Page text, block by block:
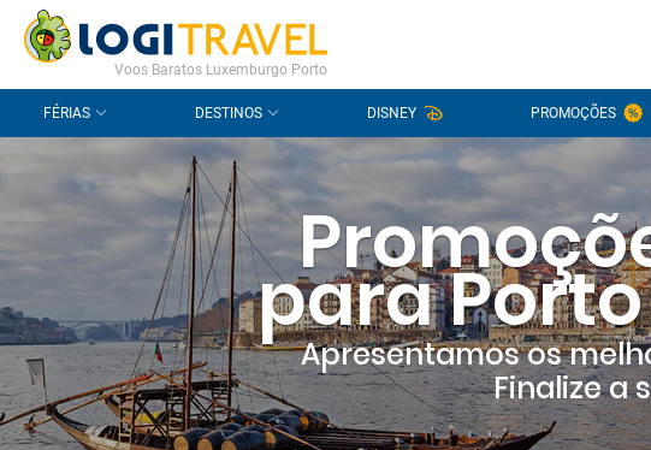
CONTACTO PERGUNTAS FREQUENTES
Voos Baratos Luxemburgo Porto
FÉRIAS DESTINOS DISNEY PROMOÇÕES
para
Apresentamos os
Finalize a